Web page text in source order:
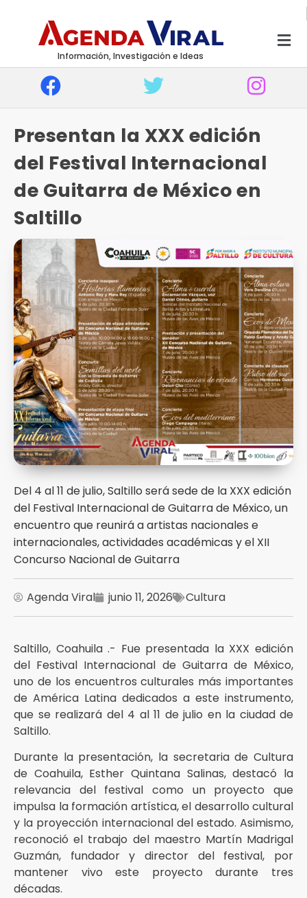
Información, Investigación e Ideas
Presentan la XXX edición
del Festival Internacional
de Guitarra de México en
Saltillo
Del 4 al 11 de julio, Saltillo será sede de la XXX edición
del Festival Internacional de Guitarra de México, un
encuentro que reunirá a artistas nacionales e
internacionales, actividades académicas y el XII
Concurso Nacional de Guitarra
Agenda Viral junio 11, 2026 Cultura
Saltillo, Coahuila .- Fue presentada la XXX edición
del Festival Internacional de Guitarra de México,
uno de los encuentros culturales más importantes
de América Latina dedicados a este instrumento,
que se realizará del 4 al 11 de julio en la ciudad de
Saltillo.
Durante la presentación, la secretaria de Cultura
de Coahuila, Esther Quintana Salinas, destacó la
relevancia del festival como un proyecto que
impulsa la formación artística, el desarrollo cultural
y la proyección internacional del estado. Asimismo,
reconoció el trabajo del maestro Martín Madrigal
Guzmán, fundador y director del festival, por
mantener vivo este proyecto durante tres
décadas.